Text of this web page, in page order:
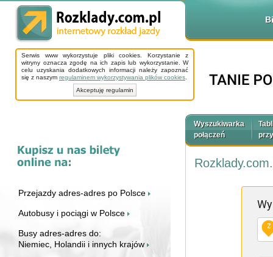
Serwis www wykorzystuje pliki cookies. Korzystanie z
witryny oznacza zgodę na ich zapis lub wykorzystanie. W
celu uzyskania dodatkowych informacji należy zapoznać
się z naszym regulaminem wykorzystywania plików cookies
Akceptuję regulamin
Przejazdy adres-adres po Polsce
Autobusy i pociągi w Polsce
Busy adres-adres do:
Niemiec, Holandii i innych krajów
Wyszukiwarka
połączeń
Z